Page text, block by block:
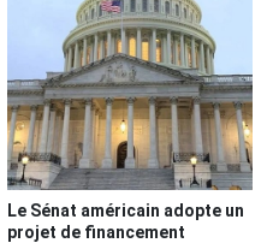
Le Sénat américain adopte un
projet de financement